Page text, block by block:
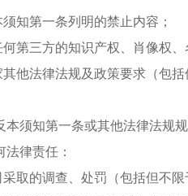
知第一条列明的禁止内容；
第三方的知识产权、肖像权
他法律法规及政策要求（包
本须知第一条或其他法律法规
律责任：
取的调查、处罚（包括但不